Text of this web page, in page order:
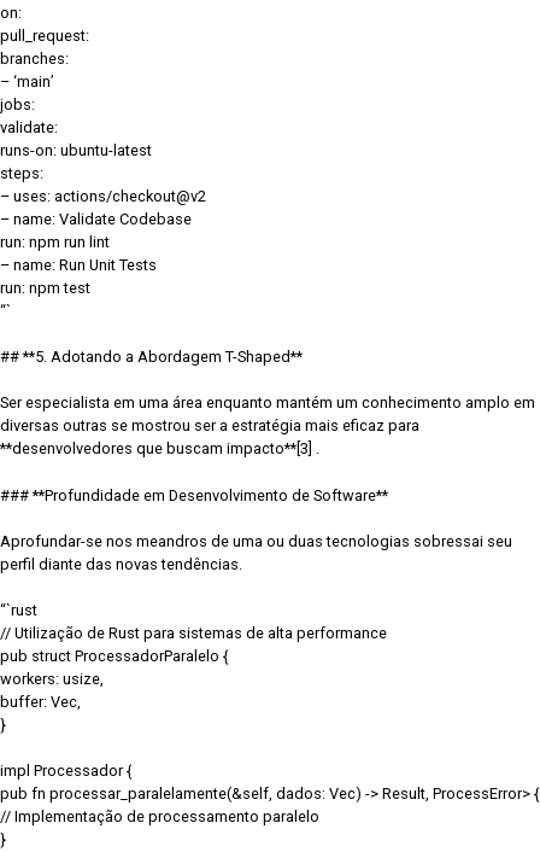
on:
pull_request:
branches:
– ‘main’
jobs:
validate:
runs-on: ubuntu-latest
steps:
– uses: actions/checkout@v2
– name: Validate Codebase
run: npm run lint
– name: Run Unit Tests
run: npm test
“`
## **5. Adotando a Abordagem T-Shaped**
Ser especialista em uma área enquanto mantém um conhecimento amplo em
diversas outras se mostrou ser a estratégia mais eficaz para
**desenvolvedores que buscam impacto**[3] .
### **Profundidade em Desenvolvimento de Software**
Aprofundar-se nos meandros de uma ou duas tecnologias sobressai seu
perfil diante das novas tendências.
“`rust
// Utilização de Rust para sistemas de alta performance
pub struct ProcessadorParalelo {
workers: usize,
buffer: Vec
}
impl Processador {
pub fn processar_paralelamente(&self, dados: Vec) -> Result, ProcessError> {
// Implementação de processamento paralelo
}